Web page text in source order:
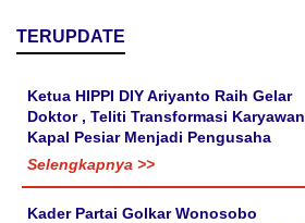
TERUPDATE
Ketua HIPPI DIY Ariyanto Raih Gelar
Doktor , Teliti Transformasi Karyawan
Kapal Pesiar Menjadi Pengusaha
Selengkapnya >>
Kader Partai Golkar Wonosobo